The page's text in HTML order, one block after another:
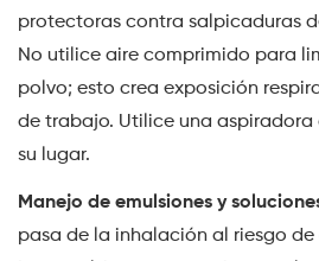
protectoras contra salpicaduras
No utilice aire comprimido para
polvo; esto crea exposición
de trabajo. Utilice una aspiradora
su lugar.
Manejo de emulsiones y
pasa de la inhalación al riesgo de